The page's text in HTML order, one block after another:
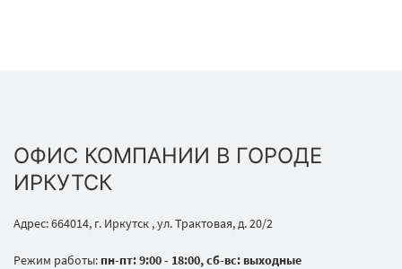
ОФИС КОМПАНИИ В ГОРОДЕ
ИРКУТСК
Адрес: 664014, г. Иркутск , ул. Трактовая, д. 20/2
Режим работы: пн-пт: 9:00 - 18:00, сб-вс: выходные